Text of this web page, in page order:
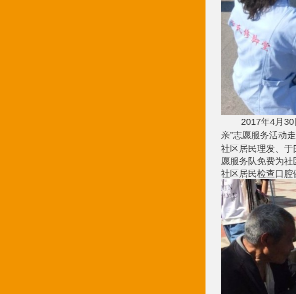
2017年4 月 30
亲”志愿服务活动
社区居民理发、
愿服务队免费为
社区居民检查口